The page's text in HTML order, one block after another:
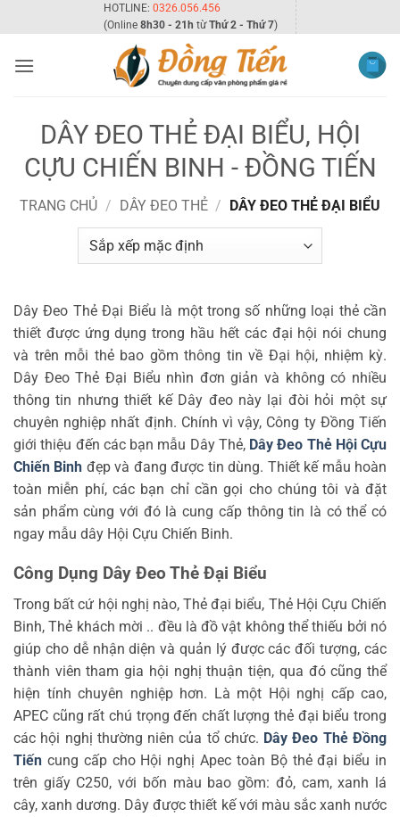
qua
dung
HOTLINE: 0326.056.456
(Online 8h30 - 21h từThứ 2 - Thứ 7)
DÂY ĐEO THẺ ĐẠI BIỂU, HỘI
CỰU CHIẾN BINH - ĐỒNG TIẾN
TRANG CHỦ / DÂY ĐEO THẺ / DÂY ĐEO THẺ ĐẠI BIỂU
Dây Đeo Thẻ Đại Biểu là một trong số những loại thẻ cần
thiết được ứng dụng trong hầu hết các đại hội nói chung
và trên mỗi thẻ bao gồm thông tin về Đại hội, nhiệm kỳ.
Dây Đeo Thẻ Đại Biểu nhìn đơn giản và không có nhiều
thông tin nhưng thiết kế Dây đeo này lại đòi hỏi một sự
chuyên nghiệp nhất định. Chính vì vậy, Công ty Đồng Tiến
giới thiệu đến các bạn mẫu Dây Thẻ, Dây Đeo Thẻ Hội Cựu
Chiến Binh đẹp và đang được tin dùng. Thiết kế mẫu hoàn
toàn miễn phí, các bạn chỉ cần gọi cho chúng tôi và đặt
sản phẩm cùng với đó là cung cấp thông tin là có thể có
ngay mẫu dây Hội Cựu Chiến Binh.
Công Dụng Dây Đeo Thẻ Đại Biểu
Trong bất cứ hội nghị nào, Thẻ đại biểu, Thẻ Hội Cựu Chiến
Binh, Thẻ khách mời .. đều là đồ vật không thể thiếu bởi nó
giúp cho dễ nhận diện và quản lý được các đối tượng, các
thành viên tham gia hội nghị thuận tiện, qua đó cũng thể
hiện tính chuyên nghiệp hơn. Là một Hội nghị cấp cao,
APEC cũng rất chú trọng đến chất lượng thẻ đại biểu trong
các hội nghị thường niên của tổ chức. Dây Đeo Thẻ Đồng
Tiến cung cấp cho Hội nghị Apec toàn Bộ thẻ đại biểu in
trên giấy C250, với bốn màu bao gồm: đỏ, cam, xanh lá
cây, xanh dương. Dây được thiết kế với màu sắc xanh nước